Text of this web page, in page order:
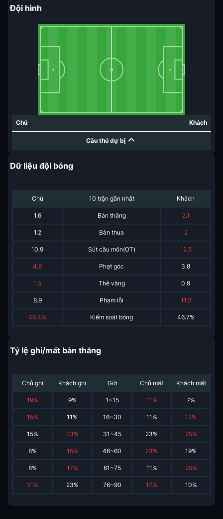
Đội hình
Chủ Khách
Cầu thủ dự bị
Dữ liệu đội bóng
Chủ 10 trận gần nhất Khách
1.6 Bàn thắng 2.1
1.2 Bàn thua 2
10.9 Sút cầu môn(OT) 12.5
4.6 Phạt góc 3.8
1.3 Thẻ vàng 0.9
8.9 Phạm lỗi 11.2
48.4% Kiểm soát bóng 46.7%
Tỷ lệ ghi/mất bàn thắng
Chủ ghi Khách ghi Giờ Chủ mất Khách mất
19% 9% 1~15 11 % 7%
15% 11 % 16~30 11 % 12%
15% 23% 31~45 23% 25%
8% 15% 46~60 23% 19%
8% 17% 61~75 11 % 25%
31 % 23% 76~90 17% 10%